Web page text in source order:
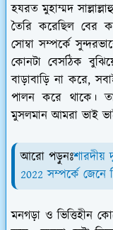
হযরত মুহাম্মদ
তৈরি করেছিল বের
সোম্বা সম্পর্কে
কোনটা বেসঠিক
বাড়াবাড়ি না করে,
পালন করে থাকে।
মুসলমান আমরা ভাই
আরো পড়ুনঃশারদীয়
2022 সম্পর্কে জেনে
মনগড়া ও ভিত্তিহীন